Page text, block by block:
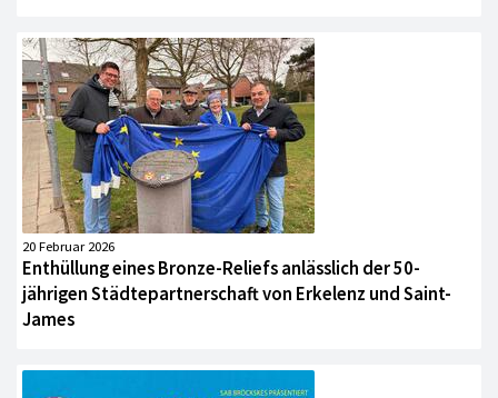
20 Februar 2026
Enthüllung eines Bronze-Reliefs anlässlich der 50-
jährigen Städtepartnerschaft von Erkelenz und Saint-
James